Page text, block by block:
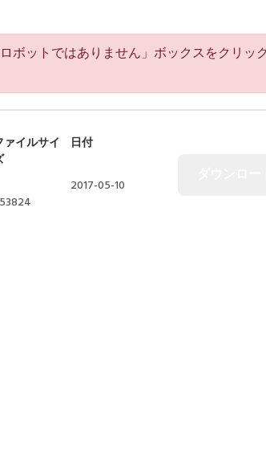
ボットではありません」ボックスをクリック
ァイルサイ
日付
2017-05-10